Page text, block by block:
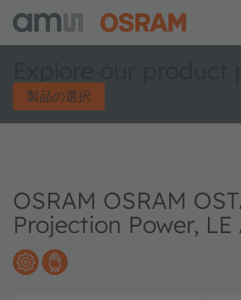
製品の選択
OSRAM OSRAM
Projection Power, LE